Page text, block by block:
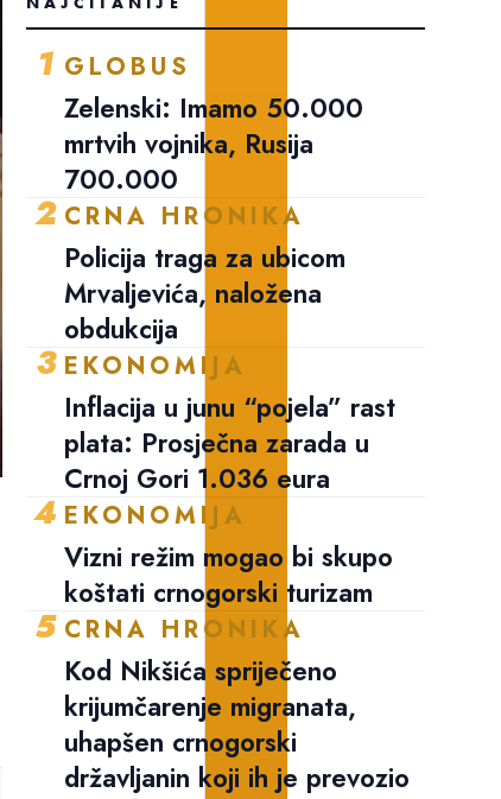
1 GLOBUS
Zelenski: Imamo 50.000
mrtvih vojnika, Rusija
700.000
2 CRNA HRONIKA
Policija traga za ubicom
Mrvaljevića, naložena
obdukcija
3 EKONOMIJA
Inflacija u junu “pojela” rast
plata: Prosječna zarada u
Crnoj Gori 1.036 eura
4 EKONOMIJA
Vizni režim mogao bi skupo
koštati crnogorski turizam
5 CRNA HRONIKA
Kod Nikšića spriječeno
krijumčarenje migranata,
uhapšen crnogorski
državljanin koji ih je prevozio